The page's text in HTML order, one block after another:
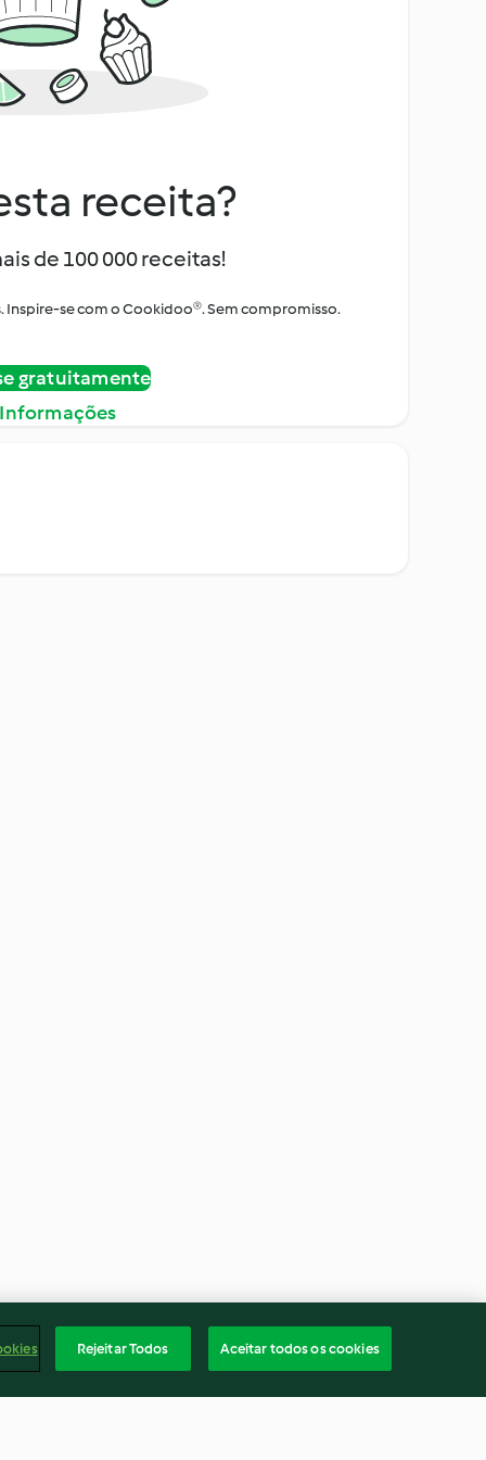
receita?
de 100 000 receitas!
Inspire-se com o Cookidoo®. Sem compromisso.
gratuitamente
Rejeitar Todos Aceitar todos os cookies